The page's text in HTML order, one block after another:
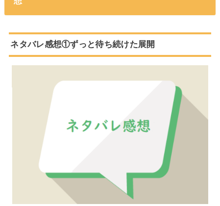
ネタバレ感想①ずっと待ち続けた展開